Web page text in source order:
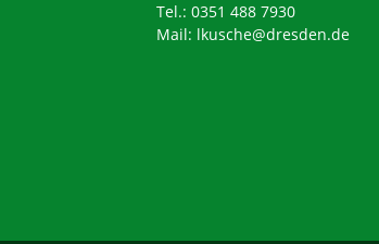
Tel.: 0351 488 7930
Mail: lkusche@dresden.de